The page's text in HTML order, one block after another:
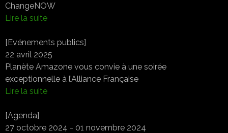
ChangeNOW
Lire la suite
[Evénements publics]
22 avril 2025
Planète Amazone vous convie à une soirée
exceptionnelle à l’Alliance Française
Lire la suite
[Agenda]
27 octobre 2024 - 01 novembre 2024